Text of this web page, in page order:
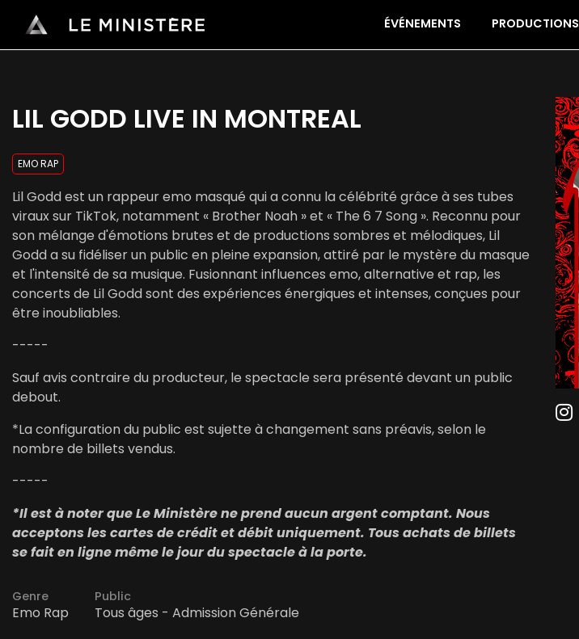
ÉVÉNEMENTS PRODUCTIONS
LIL GODD LIVE IN MONTREAL
EMO RAP
Lil Godd est un rappeur emo masqué qui a connu la célébrité grâce à ses tubes
viraux sur TikTok, notamment « Brother Noah » et « The 6 7 Song ». Reconnu pour
son mélange d'émotions brutes et de productions sombres et mélodiques, Lil
Godd a su fidéliser un public en pleine expansion, attiré par le mystère du masque
et l'intensité de sa musique. Fusionnant influences emo, alternative et rap, les
concerts de Lil Godd sont des expériences énergiques et intenses, conçues pour
être inoubliables.
-----
Sauf avis contraire du producteur, le spectacle sera présenté devant un public
debout.
*La configuration du public est sujette à changement sans préavis, selon le
nombre de billets vendus.
-----
*Il est à noter que Le Ministère ne prend aucun argent comptant. Nous
acceptons les cartes de crédit et débit uniquement. Tous achats de billets
se fait en ligne même le jour du spectacle à la porte.
Genre
Emo Rap
Public
Tous âges - Admission Générale